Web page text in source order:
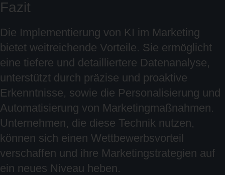
Fazit
Die Implementierung von KI im Marketing
bietet weitreichende Vorteile. Sie ermöglicht
eine tiefere und detailliertere Datenanalyse,
unterstützt durch präzise und proaktive
Erkenntnisse, sowie die Personalisierung und
Automatisierung von Marketingmaßnahmen.
Unternehmen, die diese Technik nutzen,
können sich einen Wettbewerbsvorteil
verschaffen und ihre Marketingstrategien auf
ein neues Niveau heben.